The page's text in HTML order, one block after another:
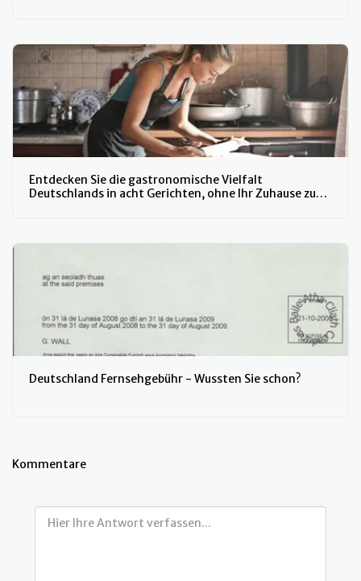
Entdecken Sie die gastronomische Vielfalt
Deutschlands in acht Gerichten, ohne Ihr Zuhause zu
Deutschland Fernsehgebühr - Wussten Sie schon?
Kommentare